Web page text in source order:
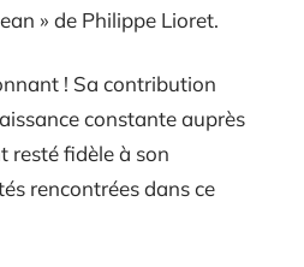
» de Philippe Lioret.
! Sa contribution
constante auprès
resté fidèle à son
rencontrées dans ce